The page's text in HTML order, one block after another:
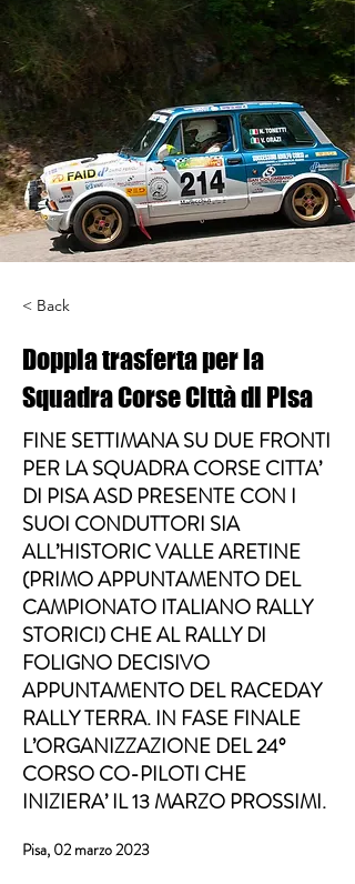
< Back
Doppia trasferta per la
Squadra Corse Città di Pisa
FINE SETTIMANA SU DUE FRONTI
PER LA SQUADRA CORSE CITTA’
DI PISA ASD PRESENTE CON I
SUOI CONDUTTORI SIA
ALL’HISTORIC VALLE ARETINE
(PRIMO APPUNTAMENTO DEL
CAMPIONATO ITALIANO RALLY
STORICI) CHE AL RALLY DI
FOLIGNO DECISIVO
APPUNTAMENTO DEL RACEDAY
RALLY TERRA. IN FASE FINALE
L’ORGANIZZAZIONE DEL 24°
CORSO CO-PILOTI CHE
INIZIERA’ IL 13 MARZO PROSSIMI.
Pisa, 02 marzo 2023